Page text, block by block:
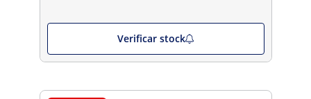
Verificar stock